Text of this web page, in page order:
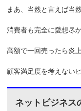
まあ、当然と言えば当
消費者も完全に愛想尽
高額で一回売ったら炎
顧客満足度を考えない
ネットビジネス